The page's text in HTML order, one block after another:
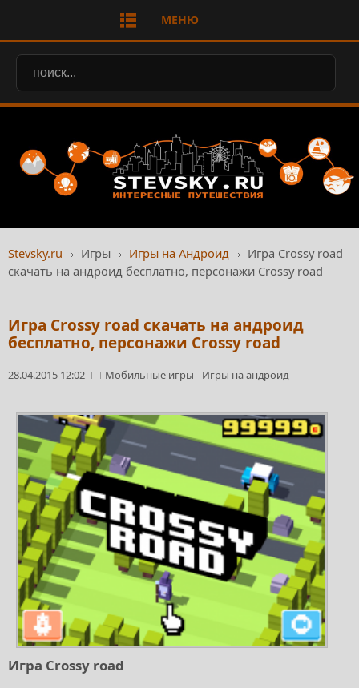
МЕНЮ
Stevsky.ru Игры Игры на Андроид
Игра Crossy road
скачать на андроид бесплатно, персонажи Crossy road
Игра Crossy road скачать на андроид
бесплатно, персонажи Crossy road
28.04.2015 12:02 Мобильные игры - Игры на андроид
Игра Crossy road